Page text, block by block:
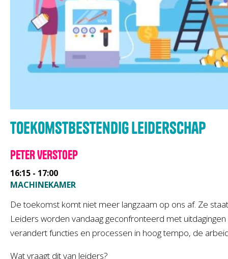
Toekomstbestendig leiderschap
PETER VERSTOEP
16:15 - 17:00
MACHINEKAMER
De toekomst komt niet meer langzaam op ons af. Ze
Leiders worden vandaag geconfronteerd met
verandert functies en processen in hoog tempo, de
Wat vraagt dit van leiders?